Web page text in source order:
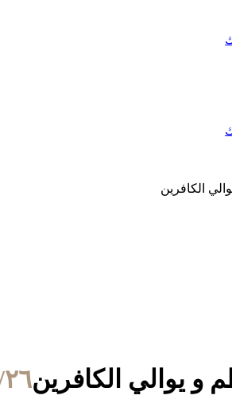
الكافرين
يوالي الكافرين٢٦/رجب/١٤٣٩ الموافق ١٢/أبريل/٢٠١٨